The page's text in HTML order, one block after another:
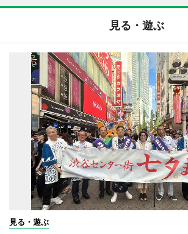
見る・遊ぶ
見る・遊ぶ